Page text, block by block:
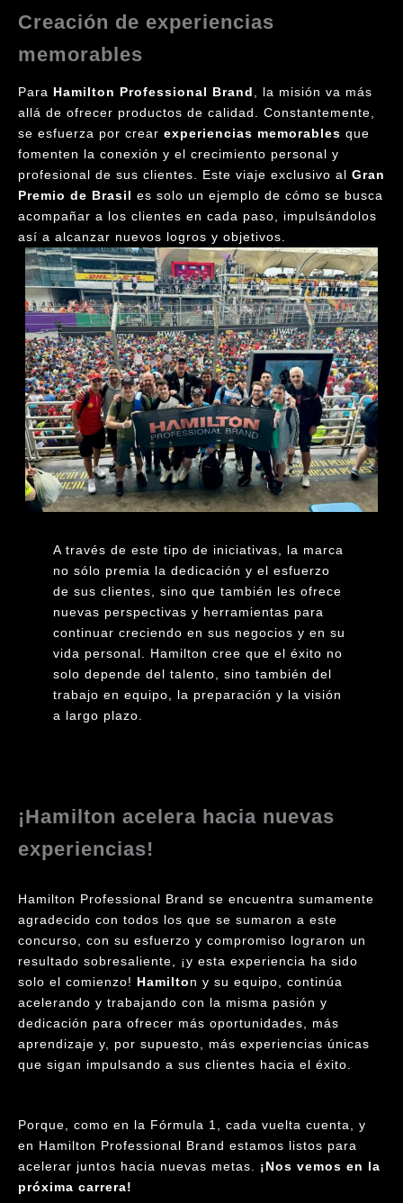
Creación de experiencias
memorables
Para Hamilton Professional Brand
, la misión va más
allá de ofrecer productos de calidad. Constantemente,
se esfuerza por crear experiencias memorables que
fomenten la conexión y el crecimiento personal y
profesional de sus clientes. Este viaje exclusivo al Gran
Premio de Brasil es solo un ejemplo de cómo se busca
acompañar a los clientes en cada paso, impulsándolos
así a alcanzar nuevos logros y objetivos.
A través de este tipo de iniciativas, la marca
no sólo premia la dedicación y el esfuerzo
de sus clientes, sino que también les ofrece
nuevas perspectivas y herramientas para
continuar creciendo en sus negocios y en su
vida personal. Hamilton cree que el éxito no
solo depende del talento, sino también del
trabajo en equipo, la preparación y la visión
a largo plazo.
¡Hamilton acelera hacia nuevas
experiencias!
Hamilton Professional Brand se encuentra sumamente
agradecido con todos los que se sumaron a este
concurso, con su esfuerzo y compromiso lograron un
resultado sobresaliente, ¡y esta experiencia ha sido
solo el comienzo! Hamilton y su equipo, continúa
acelerando y trabajando con la misma pasión y
dedicación para ofrecer más oportunidades, más
aprendizaje y, por supuesto, más experiencias únicas
que sigan impulsando a sus clientes hacia el éxito.
Porque, como en la Fórmula 1, cada vuelta cuenta, y
en Hamilton Professional Brand estamos listos para
acelerar juntos hacia nuevas metas. ¡Nos vemos en la
próxima carrera!